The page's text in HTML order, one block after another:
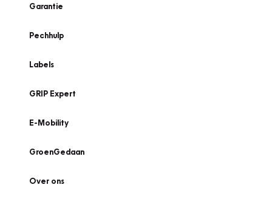
Garantie
Pechhulp
Labels
GRIP Expert
E-Mobility
GroenGedaan
Over ons